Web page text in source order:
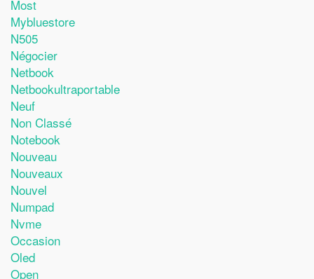
Most
Mybluestore
N505
Négocier
Netbook
Netbookultraportable
Neuf
Non Classé
Notebook
Nouveau
Nouveaux
Nouvel
Numpad
Nvme
Occasion
Oled
Open